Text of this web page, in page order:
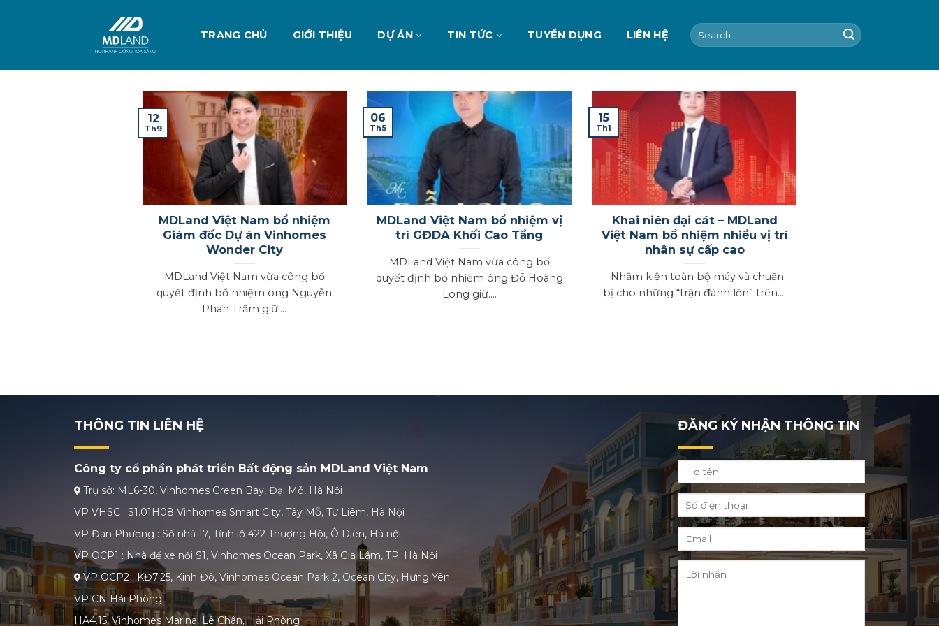
TRANG CHỦ GIỚI THIỆU DỰ ÁN TIN TỨC TUYỂN DỤNG LIÊN HỆ
Search
for:
MDLand Việt Nam bổ nhiệm
Giám đốc Dự án Vinhomes
Wonder City
MDLand Việt Nam vừa công bố
quyết định bổ nhiệm ông Nguyễn
Phan Trăm giữ....
12
Th9
MDLand Việt Nam bổ nhiệm vị
trí GĐDA Khối Cao Tầng
MDLand Việt Nam vừa công bố
quyết định bổ nhiệm ông Đỗ Hoàng
Long giữ....
06
Th5
Khai niên đại cát – MDLand
Việt Nam bổ nhiệm nhiều vị trí
nhân sự cấp cao
Nhằm kiện toàn bộ máy và chuẩn
bị cho những “trận đánh lớn” trên....
15
Th1
THÔNG TIN LIÊN HỆ
Công ty cổ phần phát triển Bất động sản MDLand Việt Nam
Trụ sở: ML6-30, Vinhomes Green Bay, Đại Mỗ, Hà Nội
VP VHSC : S1.01H08 Vinhomes Smart City, Tây Mỗ, Từ Liêm, Hà Nội
VP Đan Phượng : Số nhà 17, Tỉnh lộ 422 Thượng Hội, Ô Diên, Hà nội
VP OCP1 : Nhà để xe nổi S1, Vinhomes Ocean Park, Xã Gia Lâm, TP. Hà Nội
VP OCP2 : KĐ7.25, Kinh Đô, Vinhomes Ocean Park 2, Ocean City, Hưng Yên
VP CN Hải Phòng :
HA4.15, Vinhomes Marina, Lê Chân, Hải Phòng
ĐĂNG KÝ NHẬN THÔNG TIN